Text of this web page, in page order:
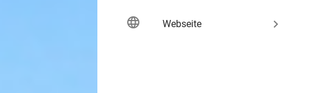
language Webseite keyboard_arrow_right